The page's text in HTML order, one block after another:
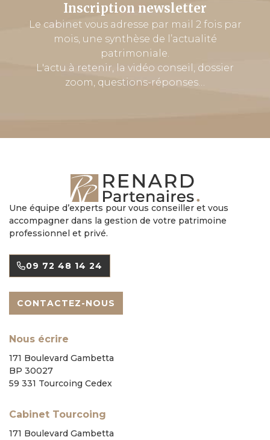
Inscription newsletter
Le cabinet vous adresse par mail 2 fois par
mois, une synthèse de l’actualité
patrimoniale.
L'actu à retenir, la vidéo conseil, dossier
zoom, questions-réponses…
Une équipe d’experts pour vous conseiller et vous
accompagner dans la gestion de votre patrimoine
professionnel et privé.
09 72 48 14 24
CONTACTEZ-NOUS
Nous écrire
171 Boulevard Gambetta
BP 30027
59 331 Tourcoing Cedex
Cabinet Tourcoing
171 Boulevard Gambetta